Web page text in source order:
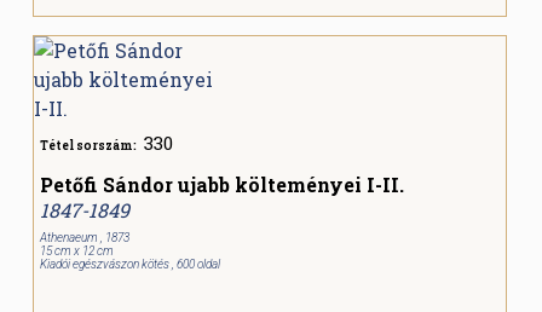
Tétel sorszám: 330
Petőfi Sándor ujabb költeményei I-II.
1847-1849
Athenaeum , 1873
15 cm x 12 cm
Kiadói egészvászon kötés , 600 oldal